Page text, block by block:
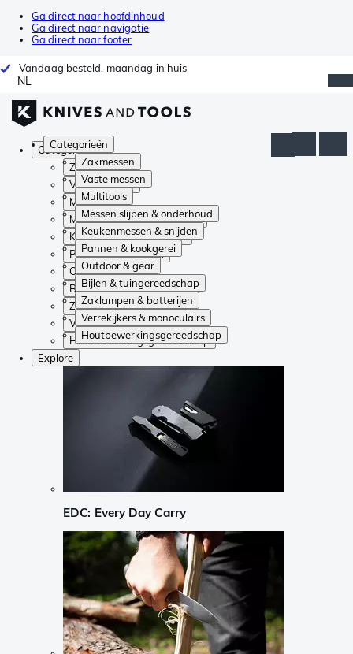
Ga direct naar hoofdinhoud
Ga direct naar navigatie
Ga direct naar footer
Vandaag besteld, maandag in huis
NL
Categorieën
Zakmessen
Vaste messen
Multitools
Messen slijpen & onderhoud
Keukenmessen & snijden
Pannen & kookgerei
Outdoor & gear
Bijlen & tuingereedschap
Zaklampen & batterijen
Verrekijkers & monoculairs
Houtbewerkingsgereedschap
Categorieën
Zakmessen
Vaste messen
Multitools
Messen slijpen & onderhoud
Keukenmessen & snijden
Pannen & kookgerei
Outdoor & gear
Bijlen & tuingereedschap
Zaklampen & batterijen
Verrekijkers & monoculairs
Houtbewerkingsgereedschap
Explore
EDC: Every Day Carry